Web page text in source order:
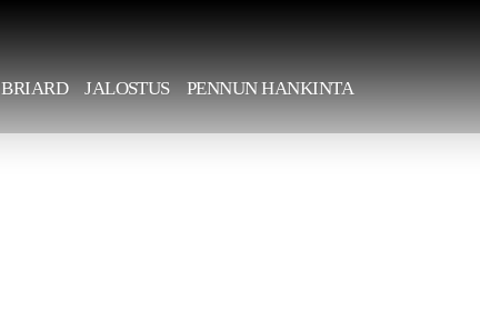
BRIARD JALOSTUS PENNUN HANKINTA